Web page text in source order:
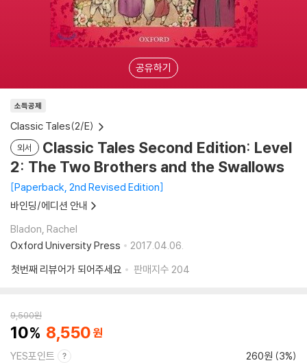
공유하기
소득공제
Classic Tales(2/E)
외서
Classic Tales Second Edition: Level
2: The Two Brothers and the Swallows
Paperback, 2nd Revised Edition
바인딩/에디션 안내
Bladon, Rachel
Oxford University Press
2017.04.06.
첫번째 리뷰어가 되어주세요
판매지수 204
9,500원
10 8,550
YES포인트 260원 (3%)